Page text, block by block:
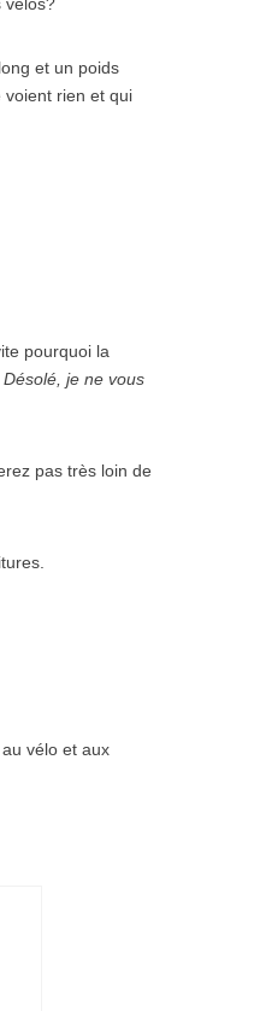
et un poids
rien et qui
pourquoi la
Désolé, je ne vous
pas très loin de
vélo et aux